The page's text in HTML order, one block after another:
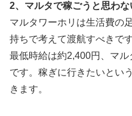
2、マルタで稼ごうと思わな
マルタワーホリは生活費の
持ちで考えて渡航すべきで
最低時給は約2,400円、マル
です。稼ぎに行きたいとい
きます。